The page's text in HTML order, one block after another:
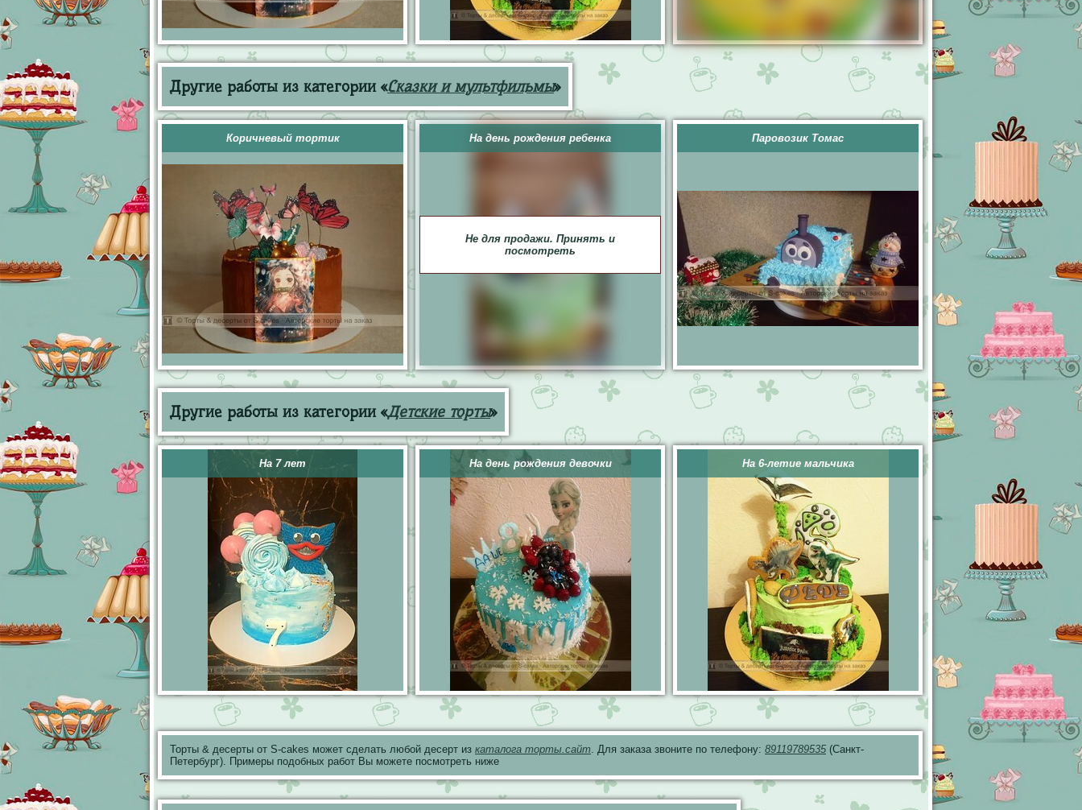
Другие работы из категории «Сказки и мультфильмы»
Коричневый тортик На день рождения ребенка
Не для продажи. Принять и
посмотреть
Паровозик Томас
Другие работы из категории «Детские торты»
На 7 лет На день рождения девочки На 6-летие мальчика
Торты & десерты от S-cakes может сделать любой десерт из каталога торты.сайт. Для заказа звоните по телефону: 89119789535 (Санкт-
Петербург). Примеры подобных работ Вы можете посмотреть ниже